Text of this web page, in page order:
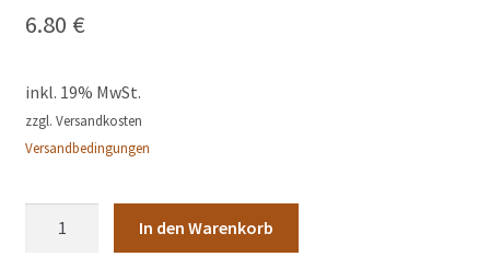
6.80 €
inkl. 19% MwSt.
zzgl. Versandkosten
Versandbedingungen
In den Warenkorb